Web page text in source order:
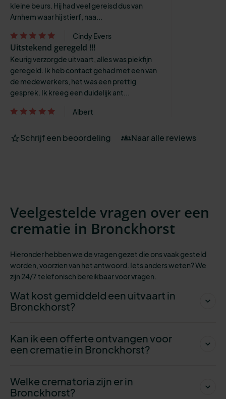
kleine beurs. Hij had veel gereisd dus van
Arnhem waar hij stierf, naa...
Cindy Evers
Uitstekend geregeld !!!
Keurig verzorgde uitvaart, alles was piekfijn
geregeld. Ik heb contact gehad met een van
de medewerkers, het was een prettig
gesprek. Ik kreeg een duidelijk ant...
Albert
Schrijf een beoordeling Naar alle reviews
Veelgestelde vragen over een
crematie in Bronckhorst
Hieronder hebben we de vragen gezet die ons vaak gesteld
worden, voorzien van het antwoord. Iets anders weten? We
zijn 24/7 telefonisch bereikbaarvoor vragen.
Wat kost gemiddeld een uitvaart in
Bronckhorst?
Kan ik een offerte ontvangen voor
een crematie in Bronckhorst?
Welke crematoria zijn er in
Bronckhorst?